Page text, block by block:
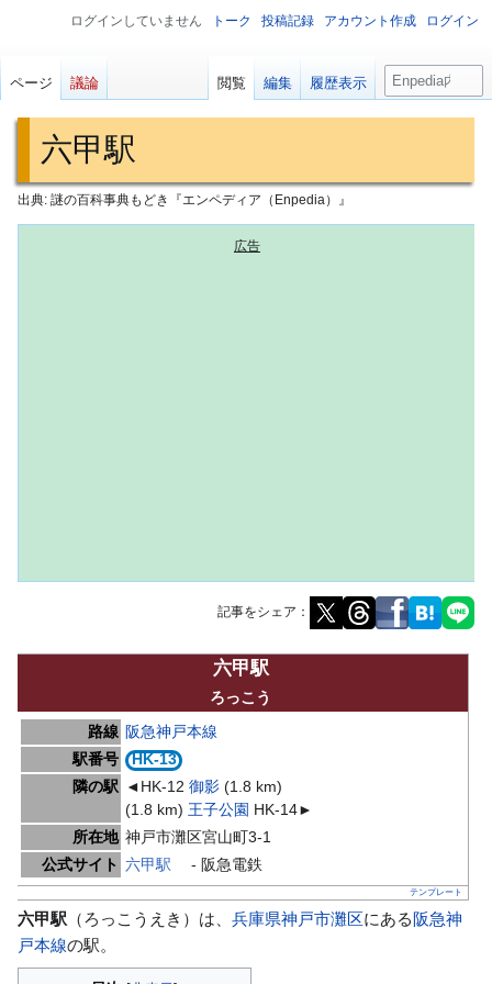
六甲駅
出典: 謎の百科事典もどき『エンペディア（Enpedia）』
記事をシェア：
ナ
ゲ
動
検
に
六甲駅
ろっこう
路線 阪急神戸本線
駅番号
HK-13
隣の駅 ◄HK-12 御影 (1.8 km)
(1.8 km) 王子公園 HK-14►
所在地 神戸市灘区宮山町3-1
公式サイト 六甲駅 - 阪急電鉄
テンプレート
六甲駅 （ろっこうえき）は、 兵庫県神戸市灘区にある阪急神
戸本線の駅。
ログインしていません トーク 投稿記録 アカウント作成 ログイン
ページ 議論 閲覧 編集 履歴表示
検
索